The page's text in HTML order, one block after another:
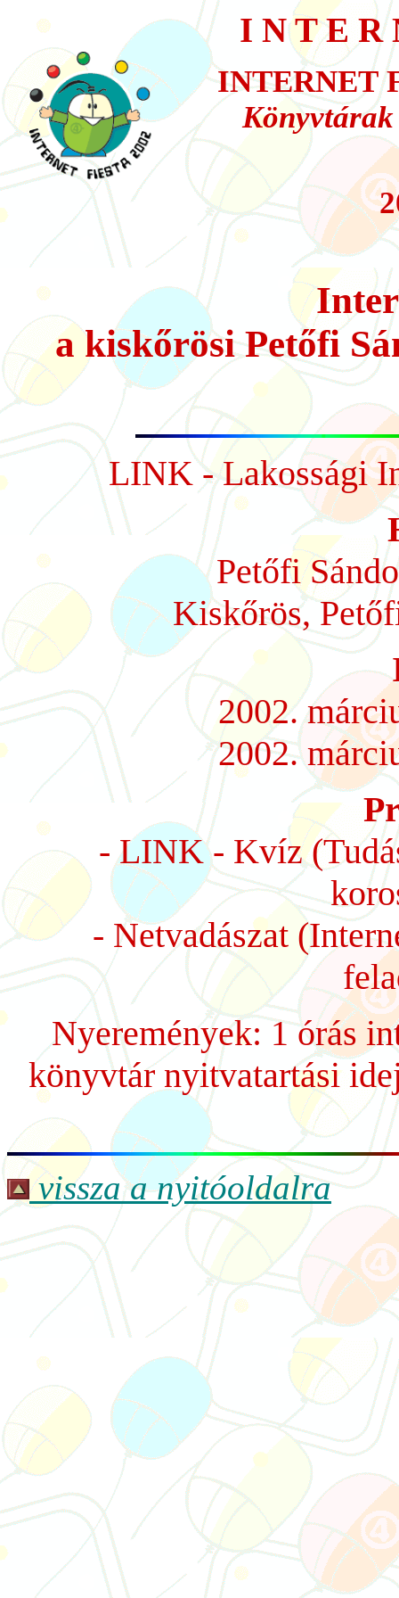
I N T E
INTERNET
a kiskőrösi Petőfi
LINK - Lakossági
Petőfi
Kiskőrös,
2002.
2002.
- LINK - Kvíz
- Netvadászat
Nyeremények: 1 órás
könyvtár nyitvatartási
vissza a nyitóoldalra